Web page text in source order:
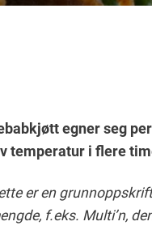
egner seg
temperatur i flere
er en
f.eks. Multi’n,